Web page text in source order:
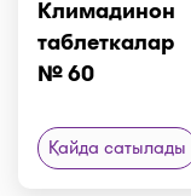
Қайда сатылады